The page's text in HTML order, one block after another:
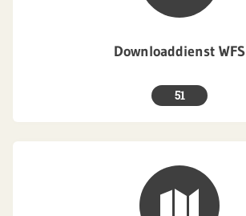
Downloaddienst WFS
51